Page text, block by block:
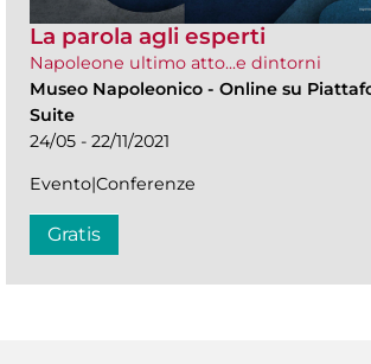
La parola agli esperti
Napoleone ultimo atto...e dintorni
Museo Napoleonico - Online su
Suite
24/05 - 22/11/2021
Evento|Conferenze
Gratis